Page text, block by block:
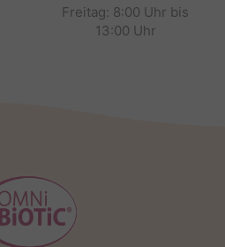
Freitag: 8:00 Uhr bis
13:00 Uhr